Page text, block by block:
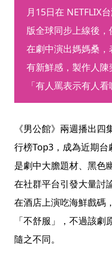
月15日在 NETFLIX
版全球同步上線後
在劇中演出媽媽桑
有新鮮感，製作人陳
「有人罵表示有人看
《男公館》兩週播出四
行榜Top3，成為近期台
是劇中大膽題材、黑色
在社群平台引發大量討
在酒店上演吃海鮮戲碼
「不舒服」，不過該
隨之不同。